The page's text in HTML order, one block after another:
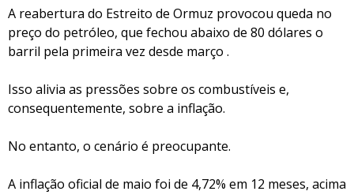
A reabertura do Estreito de Ormuz provocou queda no
preço do petróleo, que fechou abaixo de 80 dólares o
barril pela primeira vez desde março .
Isso alivia as pressões sobre os combustíveis e,
consequentemente, sobre a inflação.
No entanto, o cenário é preocupante.
A inflação oficial de maio foi de 4,72% em 12 meses, acima